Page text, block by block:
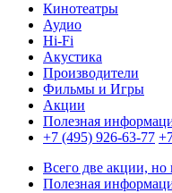
Кинотеатры
Аудио
Hi-Fi
Акустика
Производители
Фильмы и Игры
Акции
Полезная
+7 (495) 926-63-77
Всего две акции, но
Полезная